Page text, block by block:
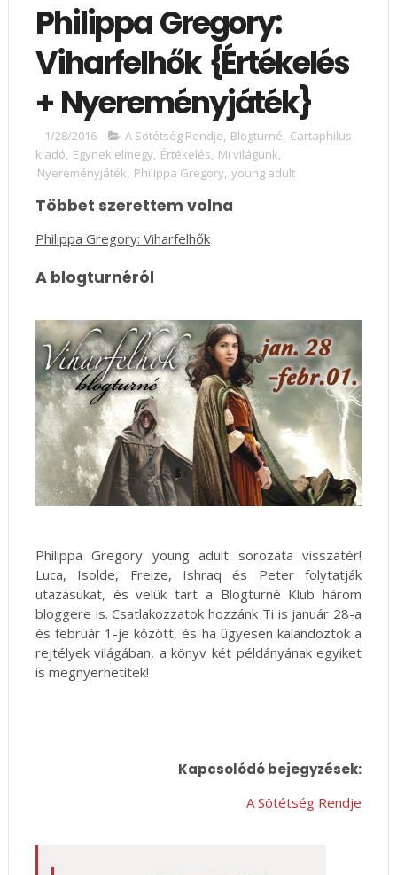
Philippa Gregory:
Viharfelhők {Értékelés
+ Nyereményjáték}
1/28/2016 A Sötétség Rendje, Blogturné, Cartaphilus
kiadó, Egynek elmegy, Értékelés, Mi világunk,
Nyereményjáték, Philippa Gregory, young adult
Többet szerettem volna
Philippa Gregory: Viharfelhők
A blogturnéról
Philippa Gregory young adult sorozata visszatér!
Luca, Isolde, Freize, Ishraq és Peter folytatják
utazásukat, és velük tart a Blogturné Klub három
bloggere is. Csatlakozzatok hozzánk Ti is január 28-a
és február 1-je között, és ha ügyesen kalandoztok a
rejtélyek világában, a könyv két példányának egyiket
is megnyerhetitek!
Kapcsolódó bejegyzések:
A Sötétség Rendje